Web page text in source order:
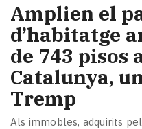
Amplien el
d’habitatge
de 743 pisos
Catalunya,
Tremp
Als immobles, adquirits